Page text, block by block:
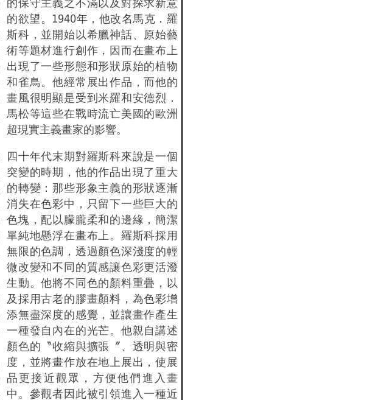
的保守主義之不滿以及對探求新意
的欲望。1940年，他改名馬克．羅
斯科，並開始以希臘神話、原始藝
術等題材進行創作，因而在畫布上
出現了一些形態和形狀原始的植物
和雀鳥。他經常展出作品，而他的
畫風很明顯是受到米羅和安德烈．
馬松等這些在戰時流亡美國的歐洲
超現實主義畫家的影響。
四十年代末期對羅斯科來說是一個
突變的時期，他的作品出現了重大
的轉變：那些形象主義的形狀逐漸
消失在色彩中，只留下一些巨大的
色塊，配以朦朧柔和的邊緣，簡潔
單純地懸浮在畫布上。羅斯科採用
無限的色調，透過顏色深淺度的輕
微改變和不同的質感讓色彩更活潑
生動。他將不同色的顏料重疊，以
及採用古老的膠畫顏料，為色彩增
添無盡深度的感覺，並讓畫作產生
一種發自內在的光芒。他親自講述
顏色的〝收縮與擴張〞、透明與密
度，並將畫作放在地上展出，使展
品更接近觀眾，方便他們進入畫
中。參觀者因此被引領進入一種近